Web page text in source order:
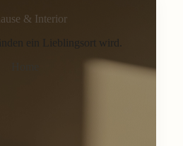
& Interior
ein Lieblingsort wird.